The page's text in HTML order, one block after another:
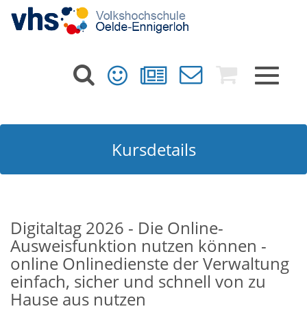
Toggle
Kursdetails
Digitaltag 2026 - Die Online-
Ausweisfunktion nutzen können -
online Onlinedienste der Verwaltung
einfach, sicher und schnell von zu
Hause aus nutzen